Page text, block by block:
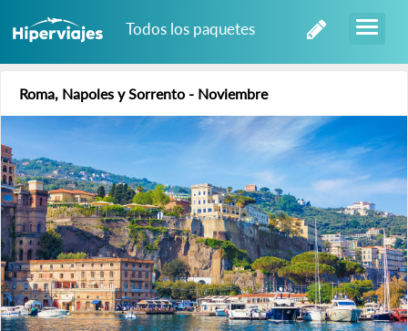
Todos los paquetes
Roma, Napoles y Sorrento - Noviembre